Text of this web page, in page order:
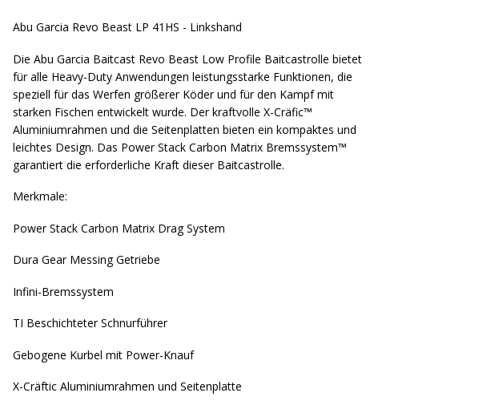
Abu Garcia Revo Beast LP 41HS - Linkshand
Die Abu Garcia Baitcast Revo Beast Low Profile Baitcastrolle bietet
für alle Heavy-Duty Anwendungen leistungsstarke Funktionen, die
speziell für das Werfen größerer Köder und für den Kampf mit
starken Fischen entwickelt wurde. Der kraftvolle X-Cräfic™
Aluminiumrahmen und die Seitenplatten bieten ein kompaktes und
leichtes Design. Das Power Stack Carbon Matrix Bremssystem™
garantiert die erforderliche Kraft dieser Baitcastrolle.
Merkmale:
Power Stack Carbon Matrix Drag System
Dura Gear Messing Getriebe
Infini-Bremssystem
TI Beschichteter Schnurführer
Gebogene Kurbel mit Power-Knauf
X-Cräftic Aluminiumrahmen und Seitenplatte